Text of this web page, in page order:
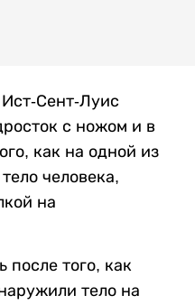
Сент-Луис
с ножом и в
как на одной из
человека,
на
после того, как
тело на